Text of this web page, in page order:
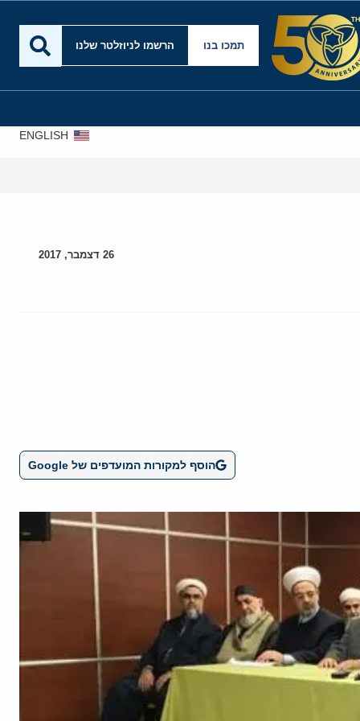
תמכו בנו הרשמו לניוזלטר שלנו
ENGLISH
26 דצמבר, 2017
הוסף למקורות המועדפים של Google